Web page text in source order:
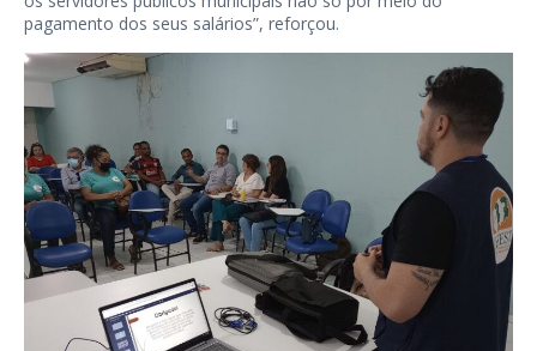
pagamento dos seus salários”, reforçou.